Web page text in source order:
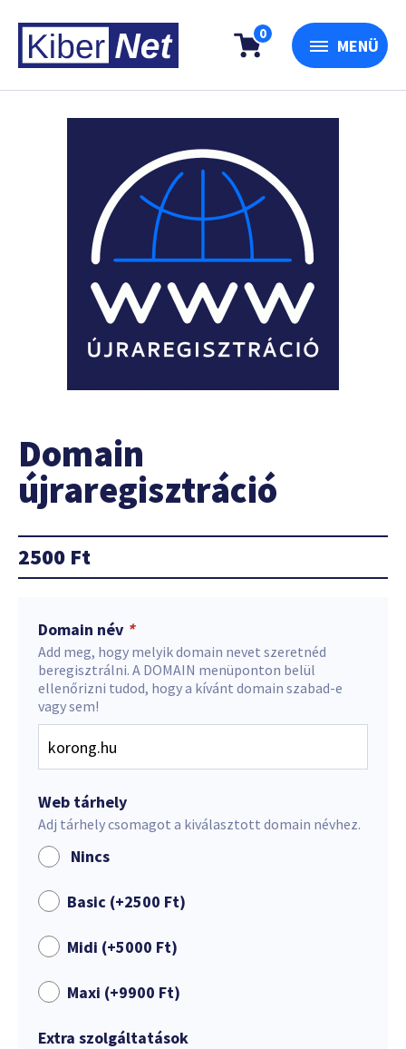
0
MENÜ
Domain
újraregisztráció
2500 Ft
Domain név *
Add meg, hogy melyik domain nevet szeretnéd
beregisztrálni. A DOMAIN menüponton belül
ellenőrizni tudod, hogy a kívánt domain szabad-e
vagy sem!
Web tárhely
Adj tárhely csomagot a kiválasztott domain névhez.
Nincs
Basic (+2500 Ft)
Midi (+5000 Ft)
Maxi (+9900 Ft)
Extra szolgáltatások